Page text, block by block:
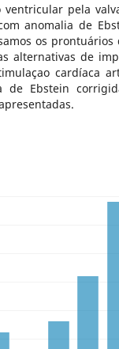
ventricular pela
anomalia de
os
alternativas de
cardíaca
de Ebstein